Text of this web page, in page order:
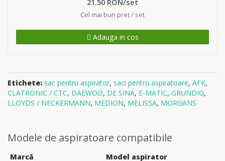
Cel mai bun preț / set
Adauga in cos
Etichete: sac pentru aspirator, saci pentru aspiratoare, AFK,
CLATRONIC / CTC, DAEWOO, DE SINA, E-MATIC, GRUNDIG,
LLOYDS / NECKERMANN, MEDION, MELISSA, MORGANS
Modele de aspiratoare compatibile
Marcă Model aspirator